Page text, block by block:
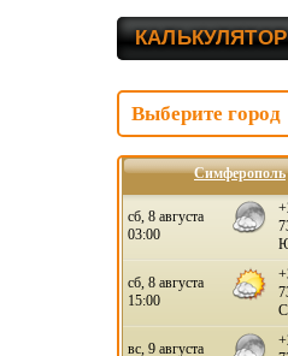
КАЛЬКУЛЯТОР
Выберите город
Симферополь